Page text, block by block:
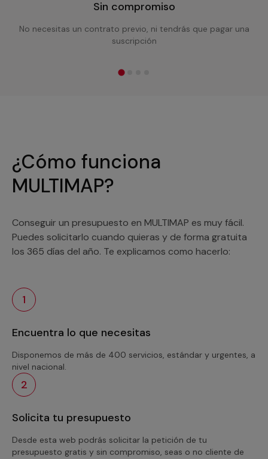
Sin compromiso
No necesitas un contrato previo, ni tendrás que pagar una
suscripción
¿Cómo funciona
MULTIMAP?
Conseguir un presupuesto en MULTIMAP es muy fácil.
Puedes solicitarlo cuando quieras y de forma gratuita
los 365 días del año. Te explicamos como hacerlo:
1
Encuentra lo que necesitas
Disponemos de más de 400 servicios, estándar y urgentes, a
nivel nacional.
2
Solicita tu presupuesto
Desde esta web podrás solicitar la petición de tu
presupuesto gratis y sin compromiso, seas o no cliente de